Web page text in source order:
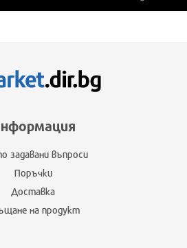
задавани въпроси
Поръчки
Доставка
на продукт